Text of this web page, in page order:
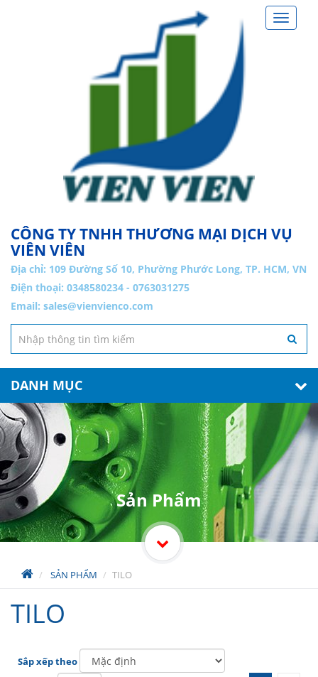
Toggle
CÔNG TY TNHH THƯƠNG MẠI DỊCH VỤ
VIÊN VIÊN
Địa chỉ: 109 Đường Số 10, Phường Phước Long, TP. HCM, VN
Điện thoại: 0348580234 - 0763031275
Email: sales@vienvienco.com
DANH MỤC
SẢN PHẨM TILO
Sản Phẩm
TILO
Sắp xếp theo